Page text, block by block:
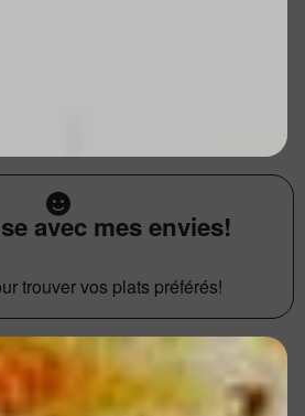
avec mes envies!
trouver vos plats préférés!